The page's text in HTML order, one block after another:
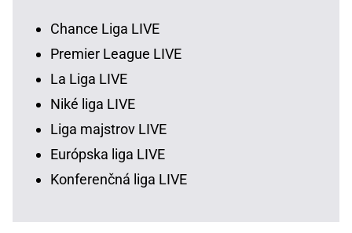
Chance Liga LIVE
Premier League LIVE
La Liga LIVE
Niké liga LIVE
Liga majstrov LIVE
Európska liga LIVE
Konferenčná liga LIVE